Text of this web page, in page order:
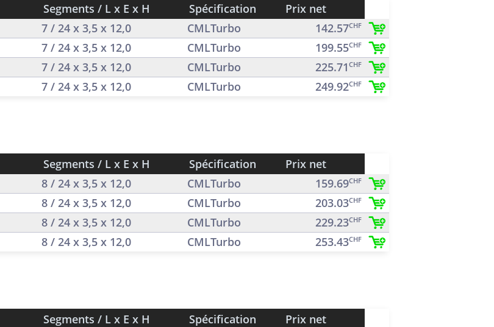
Segments / L x E x H Spécification
Prix net
7 / 24 x 3,5 x 12,0 CMLTurbo 142.57CHF
7 / 24 x 3,5 x 12,0 CMLTurbo 199.55CHF
7 / 24 x 3,5 x 12,0 CMLTurbo 225.71 CHF
7 / 24 x 3,5 x 12,0 CMLTurbo 249.92CHF
Segments / L x E x H Spécification
Prix net
8 / 24 x 3,5 x 12,0 CMLTurbo 159.69CHF
8 / 24 x 3,5 x 12,0 CMLTurbo 203.03CHF
8 / 24 x 3,5 x 12,0 CMLTurbo 229.23CHF
8 / 24 x 3,5 x 12,0 CMLTurbo 253.43CHF
Segments / L x E x H Spécification
Prix net